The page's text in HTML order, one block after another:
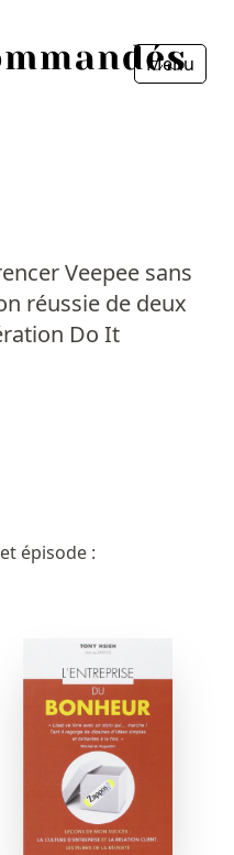
Menu
Veepee sans
réussie de deux
Do It
épisode :
Fermer